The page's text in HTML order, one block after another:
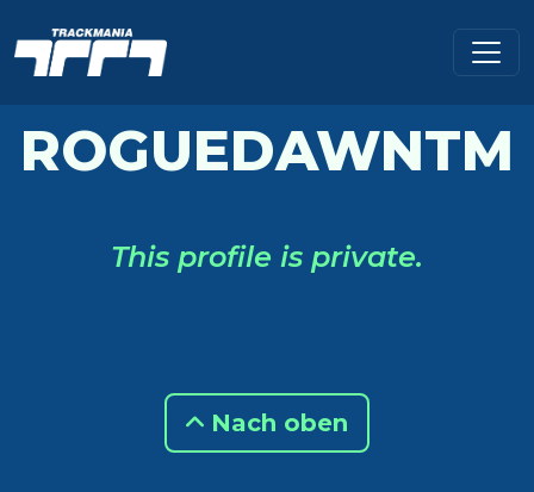
ROGUEDAWNTM
This profile is private.
Nach oben